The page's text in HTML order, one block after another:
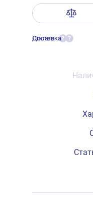
Оплата ?
Доставка ?